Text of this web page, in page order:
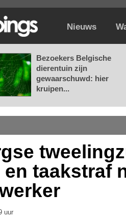
Nieuws
Bezoekers Belgische
dierentuin zijn
gewaarschuwd: hier
kruipen...
en taakstraf
uur